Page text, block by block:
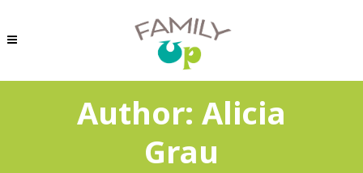
Author: Alicia
Grau